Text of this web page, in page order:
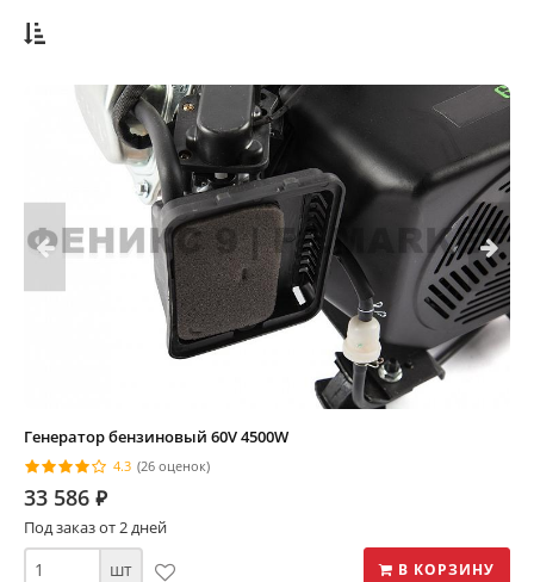
Генератор бензиновый 60V 4500W
4.3 (26 оценок)
33 586 ⃏
Под заказ от 2 дней
шт В КОРЗИНУ